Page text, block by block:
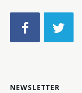
NEWSLETTER